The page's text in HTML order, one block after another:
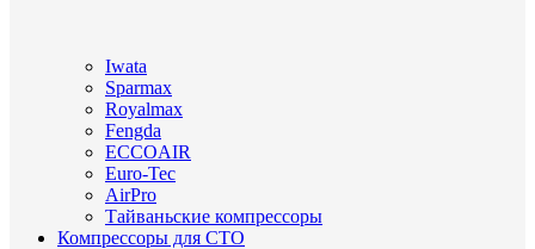
Iwata
Sparmax
Royalmax
Fengda
ECCOAIR
Euro-Tec
AirPro
Тайваньские компрессоры
Компрессоры для СТО